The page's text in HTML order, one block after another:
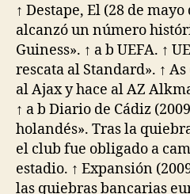
↑ Destape, El (28 de mayo
alcanzó un número
Guiness». ↑ a b UEFA. ↑
rescata al Standard». ↑ As
al Ajax y hace al AZ
↑ a b Diario de Cádiz
holandés». Tras la
el club fue obligado a
estadio. ↑ Expansión
las quiebras bancarias